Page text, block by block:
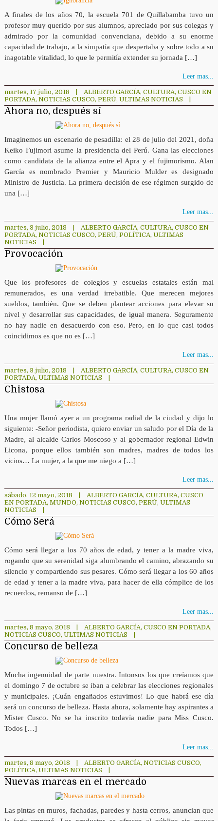
A finales de los años 70, la escuela 701 de Quillabamba tuvo un
profesor muy querido por sus alumnos, apreciado por sus colegas y
admirado por la comunidad convenciana, debido a su enorme
capacidad de trabajo, a la simpatía que despertaba y sobre todo a su
inagotable vitalidad, lo que le permitía extender su jornada […]
Leer mas...
martes, 17 julio, 2018 ALBERTO GARCÍA, CULTURA, CUSCO EN
PORTADA, NOTICIAS CUSCO, PERÚ, ULTIMAS NOTICIAS
Ahora no, después sí
Imaginemos un escenario de pesadilla: el 28 de julio del 2021, doña
Keiko Fujimori asume la presidencia del Perú. Gana las elecciones
como candidata de la alianza entre el Apra y el fujimorismo. Alan
García es nombrado Premier y Mauricio Mulder es designado
Ministro de Justicia. La primera decisión de ese régimen surgido de
una […]
Leer mas...
martes, 3 julio, 2018 ALBERTO GARCÍA, CULTURA, CUSCO EN
PORTADA, NOTICIAS CUSCO, PERÚ, POLÍTICA, ULTIMAS
NOTICIAS
Provocación
Que los profesores de colegios y escuelas estatales están mal
remunerados, es una verdad irrebatible. Que merecen mejores
sueldos, también. Que se deben plantear acciones para elevar su
nivel y desarrollar sus capacidades, de igual manera. Seguramente
no hay nadie en desacuerdo con eso. Pero, en lo que casi todos
coincidimos es que no es […]
Leer mas...
martes, 3 julio, 2018 ALBERTO GARCÍA, CULTURA, CUSCO EN
PORTADA, ULTIMAS NOTICIAS
Chistosa
Una mujer llamó ayer a un programa radial de la ciudad y dijo lo
siguiente: -Señor periodista, quiero enviar un saludo por el Día de la
Madre, al alcalde Carlos Moscoso y al gobernador regional Edwin
Licona, porque ellos también son madres, madres de todos los
vicios… La mujer, a la que me niego a […]
Leer mas...
sábado, 12 mayo, 2018 ALBERTO GARCÍA, CULTURA, CUSCO
EN PORTADA, MUNDO, NOTICIAS CUSCO, PERÚ, ULTIMAS
NOTICIAS
Cómo Será
Cómo será llegar a los 70 años de edad, y tener a la madre viva,
rogando que su serenidad siga alumbrando el camino, abrazando su
silencio y compartiendo sus pesares. Cómo será llegar a los 60 años
de edad y tener a la madre viva, para hacer de ella cómplice de los
recuerdos, remanso de […]
Leer mas...
martes, 8 mayo, 2018 ALBERTO GARCÍA, CUSCO EN PORTADA,
NOTICIAS CUSCO, ULTIMAS NOTICIAS
Concurso de belleza
Mucha ingenuidad de parte nuestra. Intonsos los que creíamos que
el domingo 7 de octubre se iban a celebrar las elecciones regionales
y municipales. ¡Cuán engañados estuvimos! Lo que habrá ese día
será un concurso de belleza. Hasta ahora, solamente hay aspirantes a
Míster Cusco. No se ha inscrito todavía nadie para Miss Cusco.
Todos […]
Leer mas...
martes, 8 mayo, 2018 ALBERTO GARCÍA, NOTICIAS CUSCO,
POLÍTICA, ULTIMAS NOTICIAS
Nuevas marcas en el mercado
Las pintas en muros, fachadas, paredes y hasta cerros, anuncian que